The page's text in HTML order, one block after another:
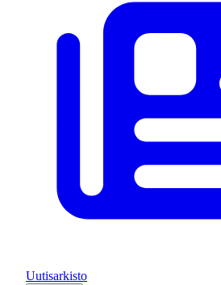
Uutisarkisto